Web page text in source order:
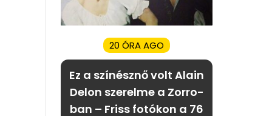
20 ÓRA AGO
Ez a színésznő volt Alain
Delon szerelme a Zorro-
ban – Friss fotókon a 76